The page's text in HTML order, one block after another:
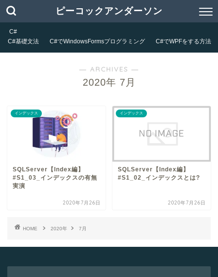
ピーコックアンダーソン
C#
C#基礎文法
C#でWindowsFormsプログラミング C#でWPFをする方法
― ARCHIVES ―
2020年 7月
インデックス
SQLServer【Index編】
#S1_03_インデックスの有無
実演
2020年7月26日
インデックス
SQLServer【Index編】
#S1_02_インデックスとは?
2020年7月26日
HOME 2020年 7月